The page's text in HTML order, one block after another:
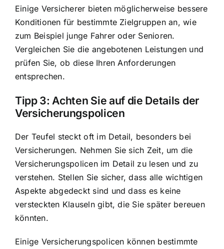
Einige Versicherer bieten möglicherweise bessere
Konditionen für bestimmte Zielgruppen an, wie
zum Beispiel junge Fahrer oder Senioren.
Vergleichen Sie die angebotenen Leistungen und
prüfen Sie, ob diese Ihren Anforderungen
entsprechen.
Tipp 3: Achten Sie auf die Details der
Versicherungspolicen
Der Teufel steckt oft im Detail, besonders bei
Versicherungen. Nehmen Sie sich Zeit, um die
Versicherungspolicen im Detail zu lesen und zu
verstehen. Stellen Sie sicher, dass alle wichtigen
Aspekte abgedeckt sind und dass es keine
versteckten Klauseln gibt, die Sie später bereuen
könnten.
Einige Versicherungspolicen können bestimmte